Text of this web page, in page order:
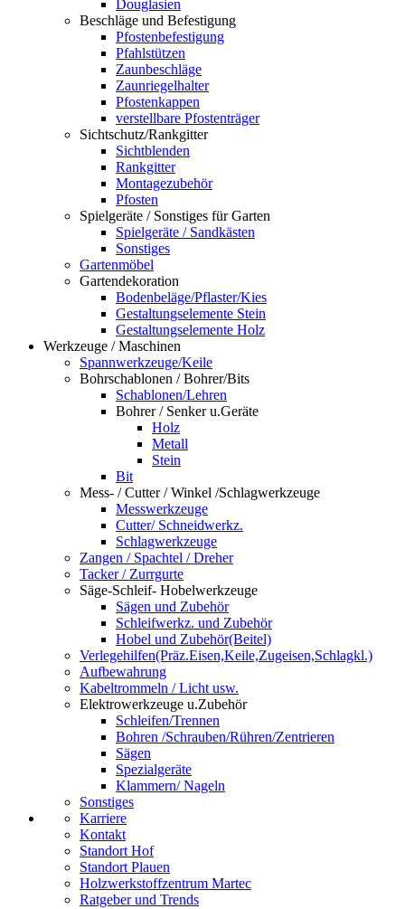
Douglasien
Beschläge und Befestigung
Pfostenbefestigung
Pfahlstützen
Zaunbeschläge
Zaunriegelhalter
Pfostenkappen
verstellbare Pfostenträger
Sichtschutz/Rankgitter
Sichtblenden
Rankgitter
Montagezubehör
Pfosten
Spielgeräte / Sonstiges für Garten
Spielgeräte / Sandkästen
Sonstiges
Gartenmöbel
Gartendekoration
Bodenbeläge/Pflaster/Kies
Gestaltungselemente Stein
Gestaltungselemente Holz
Werkzeuge / Maschinen
Spannwerkzeuge/Keile
Bohrschablonen / Bohrer/Bits
Schablonen/Lehren
Bohrer / Senker u.Geräte
Holz
Metall
Stein
Bit
Mess- / Cutter / Winkel /Schlagwerkzeuge
Messwerkzeuge
Cutter/ Schneidwerkz.
Schlagwerkzeuge
Zangen / Spachtel / Dreher
Tacker / Zurrgurte
Säge-Schleif- Hobelwerkzeuge
Sägen und Zubehör
Schleifwerkz. und Zubehör
Hobel und Zubehör(Beitel)
Verlegehilfen(Präz.Eisen,Keile,Zugeisen,Schlagkl.)
Aufbewahrung
Kabeltrommeln / Licht usw.
Elektrowerkzeuge u.Zubehör
Schleifen/Trennen
Bohren /Schrauben/Rühren/Zentrieren
Sägen
Spezialgeräte
Klammern/ Nageln
Sonstiges
Karriere
Kontakt
Standort Hof
Standort Plauen
Holzwerkstoffzentrum Martec
Ratgeber und Trends